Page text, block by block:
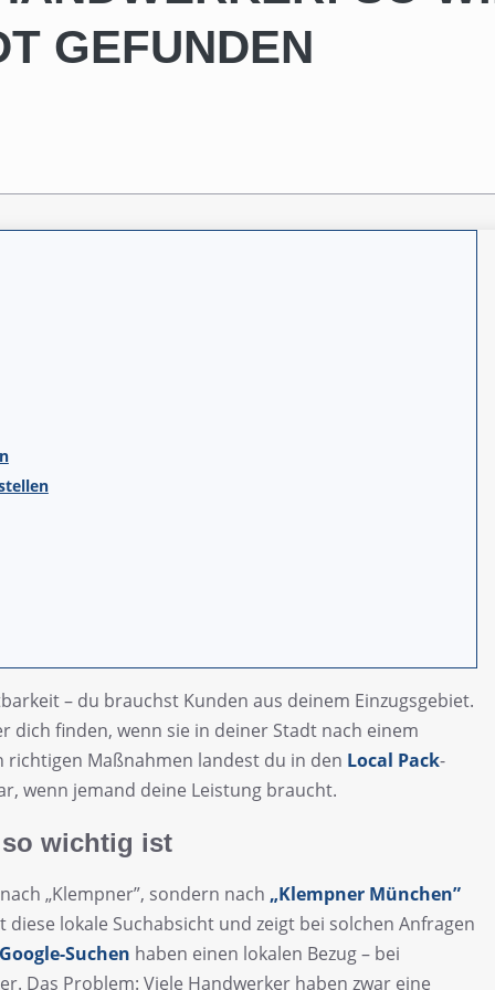
GEFUNDEN
– du brauchst Kunden aus deinem Einzugsgebiet.
finden, wenn sie in deiner Stadt nach einem
Maßnahmen landest du in den Local Pack-
wenn jemand deine Leistung braucht.
so wichtig ist
„Klempner”, sondern nach „Klempner München”
diese lokale Suchabsicht und zeigt bei solchen Anfragen
Suchen haben einen lokalen Bezug – bei
Das Problem: Viele Handwerker haben zwar eine